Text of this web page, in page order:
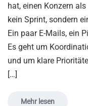
hat, einen Konzern
kein Sprint, sondern
Ein paar E-Mails, ein
Es geht um
und um klare
[…]
Mehr lesen